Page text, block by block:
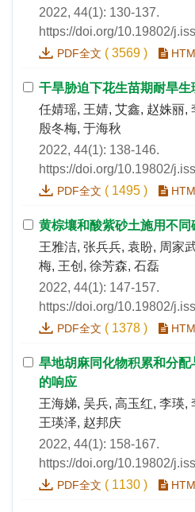
2022, 44(1): 130-137.
https://doi.org/10.19802/
PDF全文 ( 3569 )
干旱胁迫下花生苗期耐旱
任婧瑶, 王婧, 艾鑫, 赵姝丽,
殷冬梅, 于海秋
2022, 44(1): 138-146.
https://doi.org/10.19802/
PDF全文 ( 1495 )
黄棕壤和酸紫砂土施用不
王雅洁, 张兵兵, 袁盼, 周家
梅, 王创, 徐芳森, 石磊
2022, 44(1): 147-157.
https://doi.org/10.19802/
PDF全文 ( 1378 )
旱地胡麻同化物积累和分
的响应
王海娣, 吴兵, 高玉红, 李瑛,
王瑛泽, 赵邦庆
2022, 44(1): 158-167.
https://doi.org/10.19802/
PDF全文 ( 1130 )